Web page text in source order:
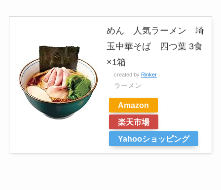
めん 人気ラーメン 埼
玉中華そば 四つ葉 3食
×1箱
created by Rinker
ラーメン
Amazon
楽天市場
Yahooショッピング